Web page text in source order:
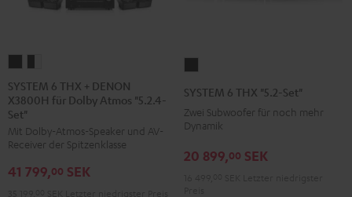
6
THX
+
DENON
für
6
THX
DENON
für
SYSTEM 6 THX + DENON
X3800H für Dolby Atmos "5.2.4-
Set"
Mit Dolby-Atmos-Speaker und AV-
Receiver der Spitzenklasse
41 799,00 SEK
"5.2-
Schwarz
SYSTEM 6 THX "5.2-Set"
Zwei Subwoofer für noch mehr
Dynamik
20 899,00 SEK